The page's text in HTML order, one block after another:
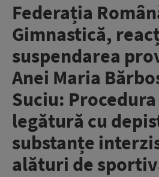
Federația
Gimnastică,
suspendarea
Anei Maria
Suciu:
legătură cu
substanțe
alături de